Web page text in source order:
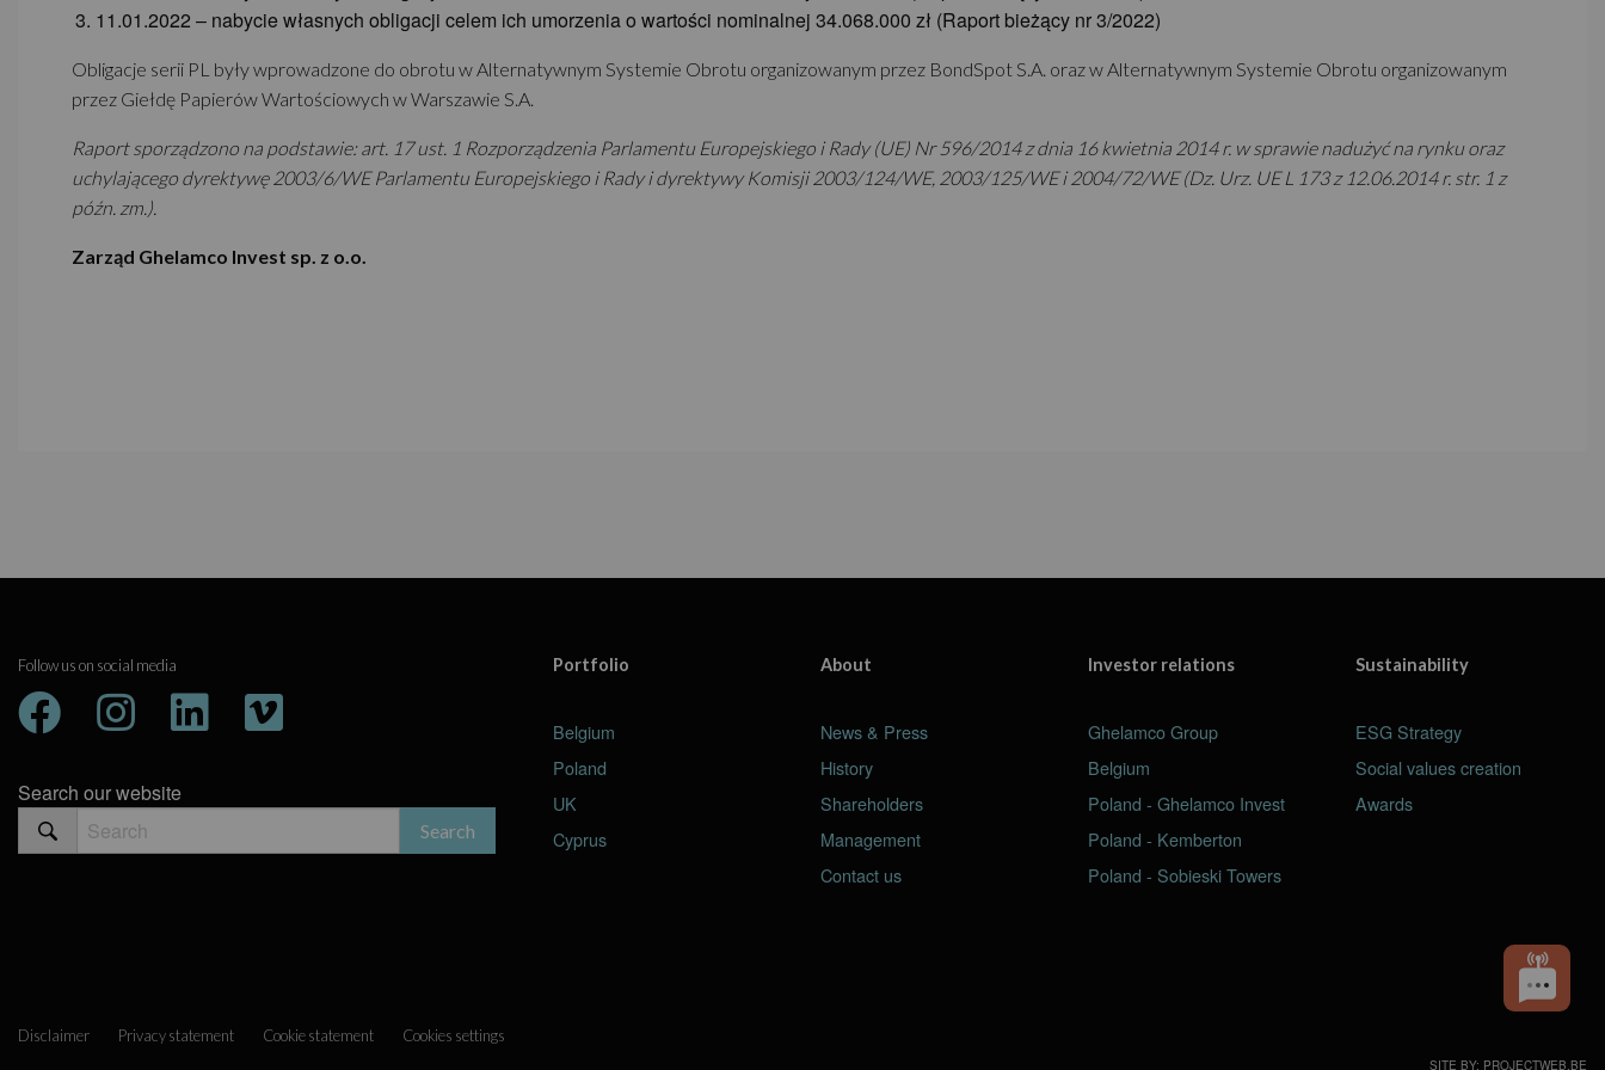
11.01.2022 – nabycie własnych obligacji celem ich umorzenia o wartości nominalnej 34.068.000 zł (Raport bieżący nr 3/2022)
Obligacje serii PL były wprowadzone do obrotu w Alternatywnym Systemie Obrotu organizowanym przez BondSpot S.A. oraz w Alternatywnym Systemie Obrotu organizowanym
przez Giełdę Papierów Wartościowych w Warszawie S.A.
Raport sporządzono na podstawie: art. 17 ust. 1 Rozporządzenia Parlamentu Europejskiego i Rady (UE) Nr 596/2014 z dnia 16 kwietnia 2014 r. w sprawie nadużyć na rynku oraz
uchylającego dyrektywę 2003/6/WE Parlamentu Europejskiego i Rady i dyrektywy Komisji 2003/124/WE, 2003/125/WE i 2004/72/WE (Dz. Urz. UE L 173 z 12.06.2014 r. str. 1 z
późn. zm.).
Zarząd Ghelamco Invest sp. z o.o.
Follow us on social media
Search our website
Portfolio
Belgium
Poland
UK
Cyprus
About
News & Press
History
Shareholders
Management
Contact us
Investor relations
Ghelamco Group
Belgium
Poland - Ghelamco Invest
Poland - Kemberton
Poland - Sobieski Towers
Sustainability
ESG Strategy
Social values creation
Awards
Disclaimer Privacy statement Cookie statement Cookies settings
SITE BY: PROJECTWEB.BE